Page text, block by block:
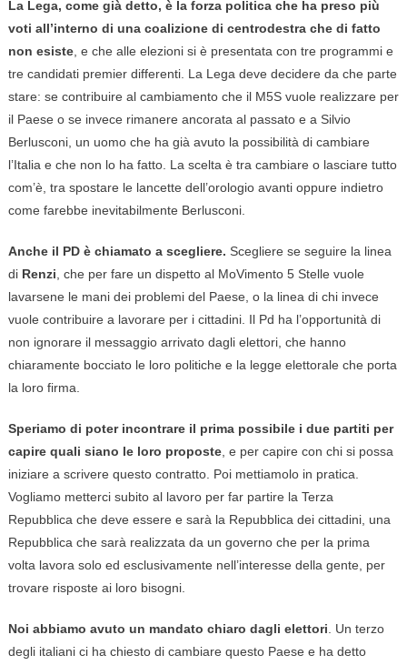
La Lega, come già detto, è la forza politica che ha preso più
voti all’interno di una coalizione di centrodestra che di fatto
non esiste, e che alle elezioni si è presentata con tre programmi e
tre candidati premier differenti. La Lega deve decidere da che parte
stare: se contribuire al cambiamento che il M5S vuole realizzare per
il Paese o se invece rimanere ancorata al passato e a Silvio
Berlusconi, un uomo che ha già avuto la possibilità di cambiare
l’Italia e che non lo ha fatto. La scelta è tra cambiare o lasciare tutto
com’è, tra spostare le lancette dell’orologio avanti oppure indietro
come farebbe inevitabilmente Berlusconi.
Anche il PD è chiamato a scegliere. Scegliere se seguire la linea
di Renzi , che per fare un dispetto al MoVimento 5 Stelle vuole
lavarsene le mani dei problemi del Paese, o la linea di chi invece
vuole contribuire a lavorare per i cittadini. Il Pd ha l’opportunità di
non ignorare il messaggio arrivato dagli elettori, che hanno
chiaramente bocciato le loro politiche e la legge elettorale che porta
la loro firma.
Speriamo di poter incontrare il prima possibile i due partiti per
capire quali siano le loro proposte, e per capire con chi si possa
iniziare a scrivere questo contratto. Poi mettiamolo in pratica.
Vogliamo metterci subito al lavoro per far partire la Terza
Repubblica che deve essere e sarà la Repubblica dei cittadini, una
Repubblica che sarà realizzata da un governo che per la prima
volta lavora solo ed esclusivamente nell’interesse della gente, per
trovare risposte ai loro bisogni.
Noi abbiamo avuto un mandato chiaro dagli elettori . Un terzo
degli italiani ci ha chiesto di cambiare questo Paese e ha detto